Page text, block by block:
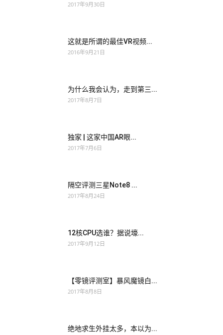
2017年9月30日
这就是所谓的最佳VR视频...
2016年9月21日
为什么我会认为，走到第三...
2017年8月7日
独家 | 这家中国AR眼...
2017年7月6日
隔空评测三星Note8 ...
2017年8月24日
12核CPU选谁？据说壕...
2017年9月12日
【零镜评测室】暴风魔镜白...
2017年8月8日
绝地求生外挂太多，本以为...